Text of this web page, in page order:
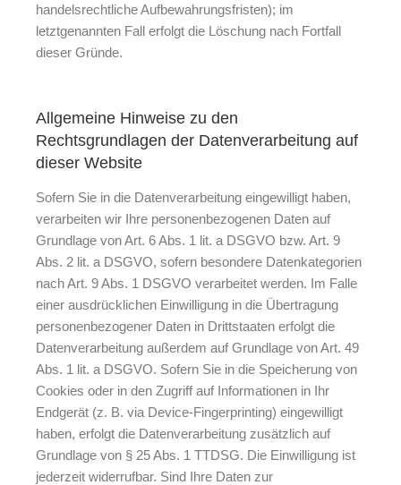
handelsrechtliche Aufbewahrungsfristen); im
letztgenannten Fall erfolgt die Löschung nach Fortfall
dieser Gründe.
Allgemeine Hinweise zu den
Rechtsgrundlagen der Datenverarbeitung auf
dieser Website
Sofern Sie in die Datenverarbeitung eingewilligt haben,
verarbeiten wir Ihre personenbezogenen Daten auf
Grundlage von Art. 6 Abs. 1 lit. a DSGVO bzw. Art. 9
Abs. 2 lit. a DSGVO, sofern besondere Datenkategorien
nach Art. 9 Abs. 1 DSGVO verarbeitet werden. Im Falle
einer ausdrücklichen Einwilligung in die Übertragung
personenbezogener Daten in Drittstaaten erfolgt die
Datenverarbeitung außerdem auf Grundlage von Art. 49
Abs. 1 lit. a DSGVO. Sofern Sie in die Speicherung von
Cookies oder in den Zugriff auf Informationen in Ihr
Endgerät (z. B. via Device-Fingerprinting) eingewilligt
haben, erfolgt die Datenverarbeitung zusätzlich auf
Grundlage von § 25 Abs. 1 TTDSG. Die Einwilligung ist
jederzeit widerrufbar. Sind Ihre Daten zur